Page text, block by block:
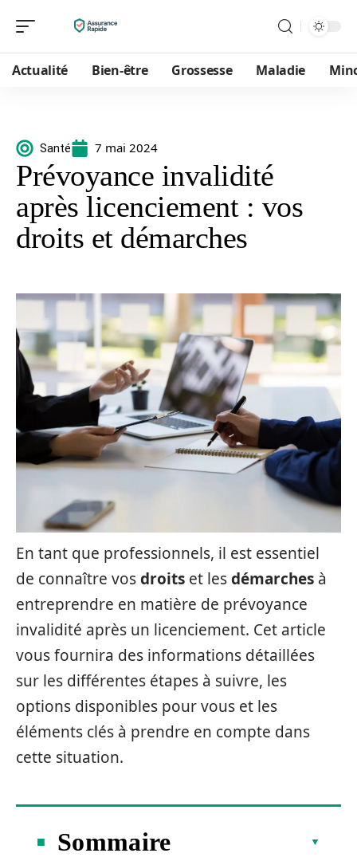
Actualité Bien-être Grossesse Maladie
Santé 7 mai 2024
Prévoyance invalidité
après licenciement : vos
droits et démarches
En tant que professionnels, il est essentiel
de connaître vosdroits et lesdémarches à
entreprendre en matière de prévoyance
invalidité après un licenciement. Cet article
vous fournira des informations détaillées
sur les différentes étapes à suivre, les
options disponibles pour vous et les
éléments clés à prendre en compte dans
cette situation.
Sommaire